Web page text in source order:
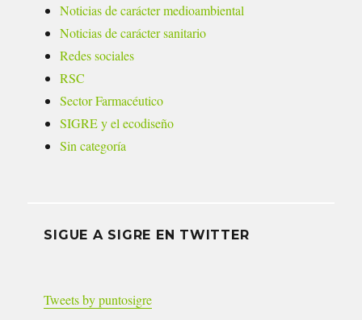
Noticias de carácter medioambiental
Noticias de carácter sanitario
Redes sociales
RSC
Sector Farmacéutico
SIGRE y el ecodiseño
Sin categoría
SIGUE A SIGRE EN TWITTER
Tweets by puntosigre